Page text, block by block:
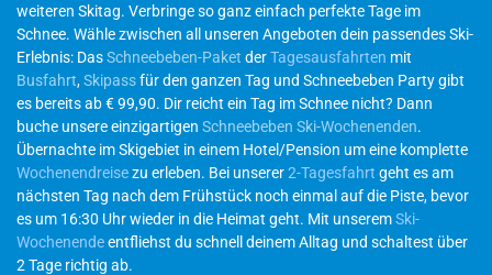
weiteren Skitag. Verbringe so ganz einfach perfekte Tage im
Schnee. Wähle zwischen all unseren Angeboten dein passendes Ski-
Erlebnis: DasSchneebeben-Paket derTagesausfahrten mit
Busfahrt,Skipassfür den ganzen Tag und Schneebeben Party gibt
es bereits ab € 99,90. Dir reicht ein Tag im Schnee nicht? Dann
buche unsere einzigartigen Schneebeben Ski-Wochenenden.
Übernachte im Skigebiet in einem Hotel/Pension um eine komplette
Wochenendreisezu erleben. Bei unserer2-Tagesfahrt geht es am
nächsten Tag nach dem Frühstück noch einmal auf die Piste, bevor
es um 16:30 Uhr wieder in die Heimat geht. Mit unseremSki-
Wochenendeentfliehst du schnell deinem Alltag und schaltest über
2 Tage richtig ab.